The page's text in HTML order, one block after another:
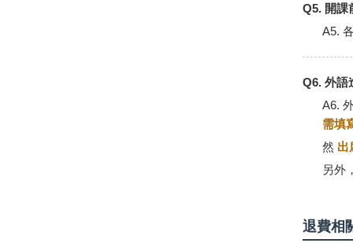
Q5. 開課
A5.
Q6. 外語
A6.
需填
然 出
另外
退費相